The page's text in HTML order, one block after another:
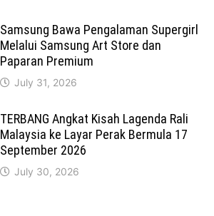
Samsung Bawa Pengalaman Supergirl
Melalui Samsung Art Store dan
Paparan Premium
July 31, 2026
TERBANG Angkat Kisah Lagenda Rali
Malaysia ke Layar Perak Bermula 17
September 2026
July 30, 2026